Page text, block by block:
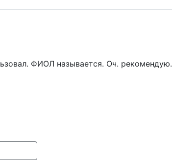
ФИОЛ называется. Оч. рекомендую.